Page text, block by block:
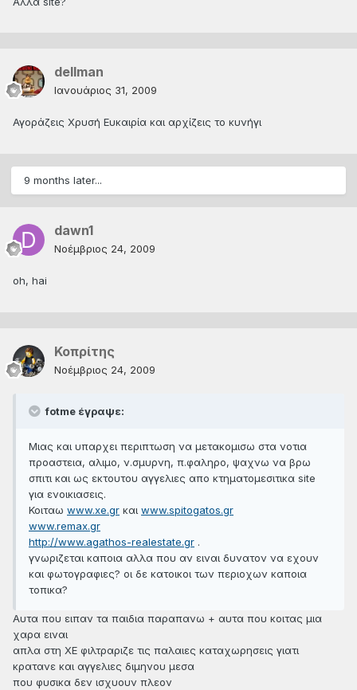
dellman
Ιανουάριος 31, 2009
Αγοράζεις Χρυσή Ευκαιρία και αρχίζεις το κυνήγι
9 months later...
dawn1
Νοέμβριος 24, 2009
oh, hai
Κοπρίτης
Νοέμβριος 24, 2009
fotme έγραψε:
Μιας και υπαρχει περιπτωση να μετακομισω στα νοτια
προαστεια, αλιμο, ν.σμυρνη, π.φαληρο, ψαχνω να βρω
σπιτι και ως εκτουτου αγγελιες απο κτηματομεσιτικα site
για ενοικιασεις.
Κοιταω www.xe.gr και www.spitogatos.gr
www.remax.gr
http://www.agathos-realestate.gr .
γνωριζεται καποια αλλα που αν ειναι δυνατον να εχουν
και φωτογραφιες? οι δε κατοικοι των περιοχων καποια
τοπικα?
Αυτα που ειπαν τα παιδια παραπανω + αυτα που κοιτας μια
χαρα ειναι
απλα στη ΧΕ φιλτραριζε τις παλαιες καταχωρησεις γιατι
κρατανε και αγγελιες διμηνου μεσα
που φυσικα δεν ισχυουν πλεον